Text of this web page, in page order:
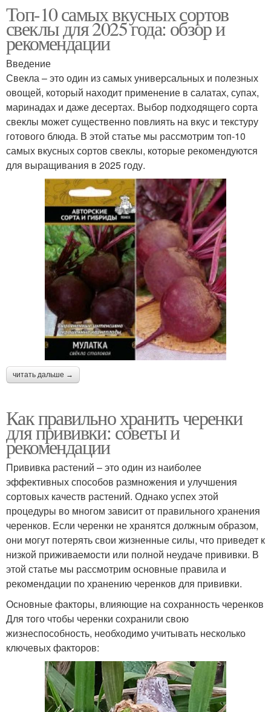
Топ-10 самых вкусных сортов
свеклы для 2025 года: обзор и
рекомендации
Введение
Свекла – это один из самых универсальных и полезных
овощей, который находит применение в салатах, супах,
маринадах и даже десертах. Выбор подходящего сорта
свеклы может существенно повлиять на вкус и текстуру
готового блюда. В этой статье мы рассмотрим топ-10
самых вкусных сортов свеклы, которые рекомендуются
для выращивания в 2025 году.
читать дальше →
Как правильно хранить черенки
для прививки: советы и
рекомендации
Прививка растений – это один из наиболее
эффективных способов размножения и улучшения
сортовых качеств растений. Однако успех этой
процедуры во многом зависит от правильного хранения
черенков. Если черенки не хранятся должным образом,
они могут потерять свои жизненные силы, что приведет к
низкой приживаемости или полной неудаче прививки. В
этой статье мы рассмотрим основные правила и
рекомендации по хранению черенков для прививки.
Основные факторы, влияющие на сохранность черенков
Для того чтобы черенки сохранили свою
жизнеспособность, необходимо учитывать несколько
ключевых факторов: